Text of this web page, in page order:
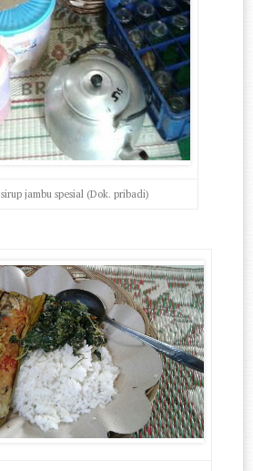
jambu spesial (Dok. pribadi)